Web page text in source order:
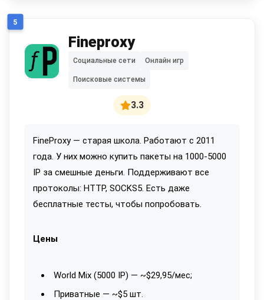
5
Fineproxy
3.3
Социальные сети Онлайн игр
Поисковые системы
FineProxy — старая школа. Работают с 2011
года. У них можно купить пакеты на 1000-5000
IP за смешные деньги. Поддерживают все
протоколы: HTTP, SOCKS5. Есть даже
бесплатные тесты, чтобы попробовать.
Цены
World Mix (5000 IP) — ~$29,95/мес;
Приватные — ~$5 шт.